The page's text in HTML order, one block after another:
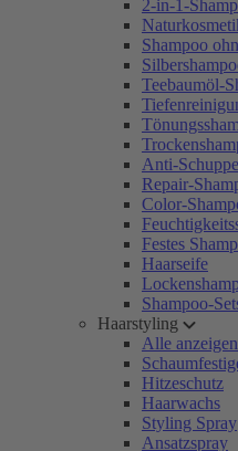
2-in-1-
Shampoo
Teebaumöl-
Anti-
Repair-
Color-
Festes
Haarseife
Shampoo-
Haarstyling
Alle anzeigen
Hitzeschutz
Haarwachs
Styling Spray
Ansatzspray